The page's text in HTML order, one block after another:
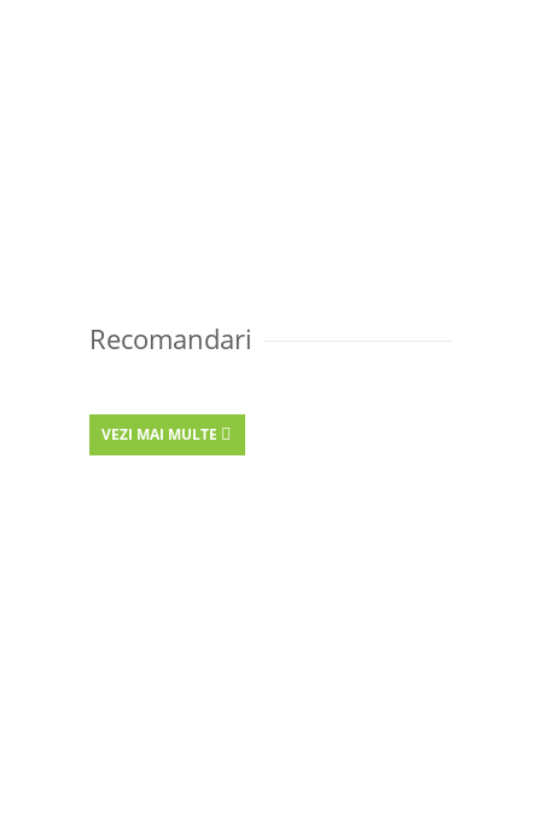
Recomandari
VEZI MAI MULTE